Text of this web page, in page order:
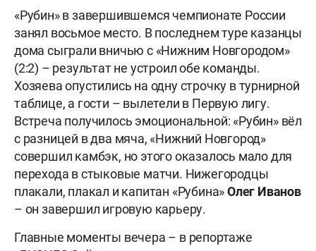
«Рубин» в завершившемся чемпионате России
занял восьмое место. В последнем туре казанцы
дома сыграли вничью с «Нижним Новгородом»
(2:2) – результат не устроил обе команды.
Хозяева опустились на одну строчку в турнирной
таблице, а гости – вылетели в Первую лигу.
Встреча получилось эмоциональной: «Рубин» вёл
с разницей в два мяча, «Нижний Новгород»
совершил камбэк, но этого оказалось мало для
перехода в стыковые матчи. Нижегородцы
плакали, плакал и капитан «Рубина»Олег Иванов
– он завершил игровую карьеру.
Главные моменты вечера – в репортаже